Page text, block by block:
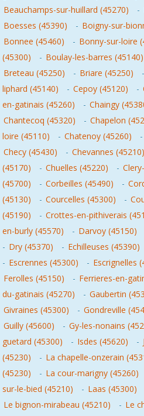
Beauchamps-sur-huillard (45270)
-
Boesses (45390)
- Boigny-sur-
Bonnee (45460)
- Bonny-sur-loire
(45300)
- Boulay-les-barres (45140)
Breteau (45250)
- Briare (45250) -
liphard (45140)
- Cepoy (45120) -
en-gatinais (45260)
- Chaingy
Chantecoq (45320)
- Chapelon
loire (45110)
- Chatenoy (45260) -
Checy (45430)
- Chevannes (45210)
(45170)
- Chuelles (45220) -
(45700)
- Corbeilles (45490) -
(45130)
- Courcelles (45300) -
(45190)
- Crottes-en-pithiverais
en-burly (45570)
- Darvoy (45150)
- Dry (45370) - Echilleuses (45390)
- Escrennes (45300) - Escrignelles
Ferolles (45150)
- Ferrieres-en-
du-gatinais (45270)
- Gaubertin
Givraines (45300)
- Gondreville
Guilly (45600)
- Gy-les-nonains
guetard (45300)
- Isdes (45620) -
(45230)
- La chapelle-onzerain
(45230)
- La cour-marigny (45260)
sur-le-bied (45210)
- Laas (45300)
Le bignon-mirabeau (45210)
- Le